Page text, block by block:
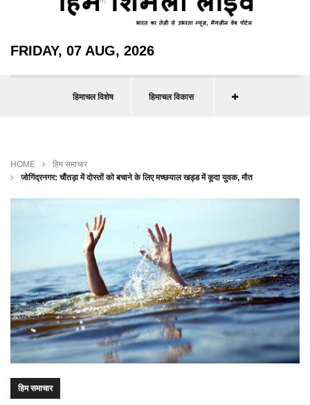
FRIDAY, 07 AUG, 2026
हिमाचल विशेष हिमाचल विकास
HOME
हिम समाचार
जोगिंद्रनगर: चौंतड़ा में दोस्तों को बचाने के लिए मच्छयाल खड्ड में कूदा युवक, मौत
हिम समाचार